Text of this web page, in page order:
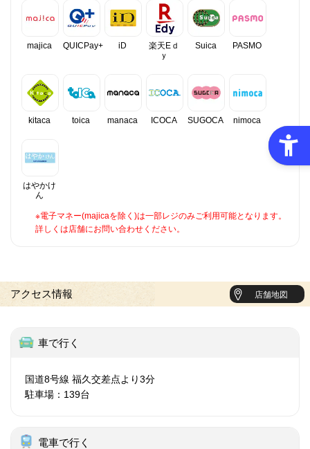
majica QUICPay+ iD
楽天Eｄ
ｙ
Suica PASMO
kitaca toica manaca ICOCA SUGOCA nimoca
はやかけ
ん
※電子マネー(majicaを除く)は一部レジのみご利用可能となります。
詳しくは店舗にお問い合わせください。
アクセス情報 店舗地図
車で行く
国道8号線 福久交差点より3分
駐車場：139台
電車で行く